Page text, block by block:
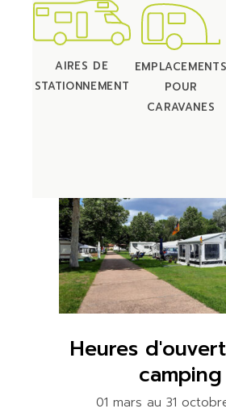
AIRES DE
STATIONNEMENT
EMPLACEMENTS
POUR
CARAVANES
Heures
camping
01 mars au 31